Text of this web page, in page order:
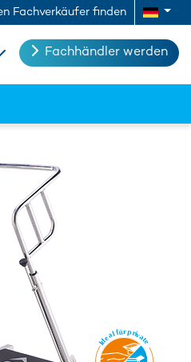
Fachverkäufer finden
Fachhändler werden